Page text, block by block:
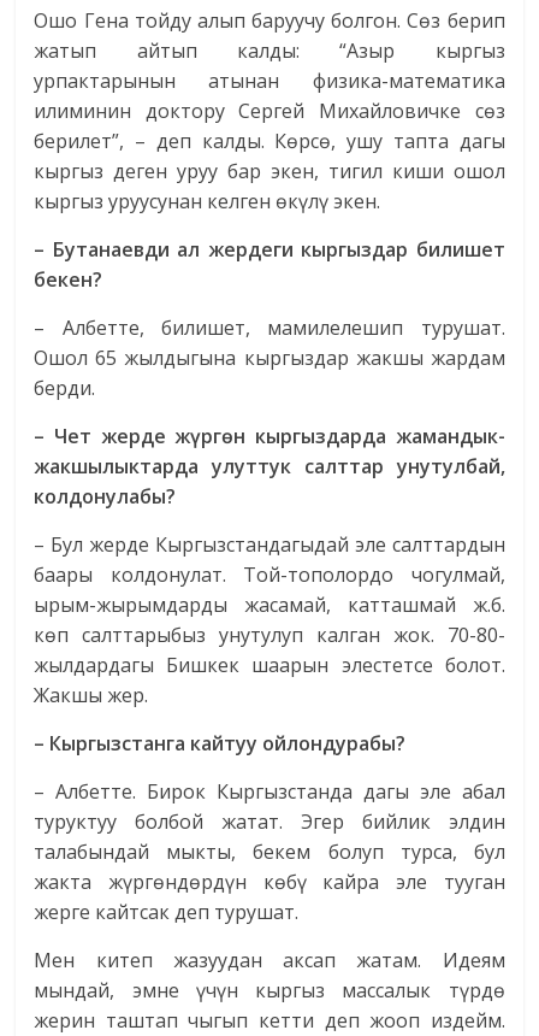
Ошо Гена тойду алып баруучу болгон. Сөз берип
жатып айтып калды: “Азыр кыргыз
урпактарынын атынан физика-математика
илиминин доктору Сергей Михайловичке сөз
берилет”, – деп калды. Көрсө, ушу тапта дагы
кыргыз деген уруу бар экен, тигил киши ошол
кыргыз уруусунан келген өкүлү экен.
– Бутанаевди ал жердеги кыргыздар билишет
бекен?
– Албетте, билишет, мамилелешип турушат.
Ошол 65 жылдыгына кыргыздар жакшы жардам
берди.
– Чет жерде жүргөн кыргыздарда жамандык-
жакшылыктарда улуттук салттар унутулбай,
колдонулабы?
– Бул жерде Кыргызстандагыдай эле салттардын
баары колдонулат. Той-тополордо чогулмай,
ырым-жырымдарды жасамай, катташмай ж.б.
көп салттарыбыз унутулуп калган жок. 70-80-
жылдардагы Бишкек шаарын элестетсе болот.
Жакшы жер.
– Кыргызстанга кайтуу ойлондурабы?
– Албетте. Бирок Кыргызстанда дагы эле абал
туруктуу болбой жатат. Эгер бийлик элдин
талабындай мыкты, бекем болуп турса, бул
жакта жүргөндөрдүн көбү кайра эле тууган
жерге кайтсак деп турушат.
Мен китеп жазуудан аксап жатам. Идеям
мындай, эмне үчүн кыргыз массалык түрдө
жерин таштап чыгып кетти деп жооп издейм.